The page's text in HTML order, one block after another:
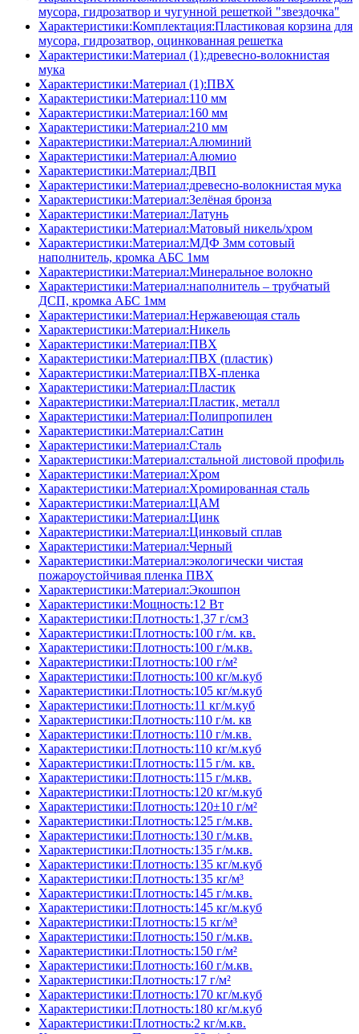
мусора, гидрозатвор и чугунной решеткой "звездочка"
Характеристики:Комплектация:Пластиковая корзина для
мусора, гидрозатвор, оцинкованная решетка
Характеристики:Материал (1):древесно-волокнистая
мука
Характеристики:Материал (1):ПВХ
Характеристики:Материал:110 мм
Характеристики:Материал:160 мм
Характеристики:Материал:210 мм
Характеристики:Материал:Алюминий
Характеристики:Материал:Алюмио
Характеристики:Материал:ДВП
Характеристики:Материал:древесно-волокнистая мука
Характеристики:Материал:Зелёная бронза
Характеристики:Материал:Латунь
Характеристики:Материал:Матовый никель/хром
Характеристики:Материал:МДФ 3мм сотовый
наполнитель, кромка AБC 1мм
Характеристики:Материал:Минеральное волокно
Характеристики:Материал:наполнитель – трубчатый
ДСП, кромка AБC 1мм
Характеристики:Материал:Нержавеющая сталь
Характеристики:Материал:Никель
Характеристики:Материал:ПВХ
Характеристики:Материал:ПВХ (пластик)
Характеристики:Материал:ПВХ-пленка
Характеристики:Материал:Пластик
Характеристики:Материал:Пластик, металл
Характеристики:Материал:Полипропилен
Характеристики:Материал:Сатин
Характеристики:Материал:Сталь
Характеристики:Материал:стальной листовой профиль
Характеристики:Материал:Хром
Характеристики:Материал:Хромированная сталь
Характеристики:Материал:ЦАМ
Характеристики:Материал:Цинк
Характеристики:Материал:Цинковый сплав
Характеристики:Материал:Черный
Характеристики:Материал:экологически чистая
пожароустойчивая пленка ПВХ
Характеристики:Материал:Экошпон
Характеристики:Мощность:12 Вт
Характеристики:Плотность:1,37 г/см3
Характеристики:Плотность:100 г/м. кв.
Характеристики:Плотность:100 г/м.кв.
Характеристики:Плотность:100 г/м²
Характеристики:Плотность:100 кг/м.куб
Характеристики:Плотность:105 кг/м.куб
Характеристики:Плотность:11 кг/м.куб
Характеристики:Плотность:110 г/м. кв
Характеристики:Плотность:110 г/м.кв.
Характеристики:Плотность:110 кг/м.куб
Характеристики:Плотность:115 г/м. кв.
Характеристики:Плотность:115 г/м.кв.
Характеристики:Плотность:120 кг/м.куб
Характеристики:Плотность:120±10 г/м²
Характеристики:Плотность:125 г/м.кв.
Характеристики:Плотность:130 г/м.кв.
Характеристики:Плотность:135 г/м.кв.
Характеристики:Плотность:135 кг/м.куб
Характеристики:Плотность:135 кг/м³
Характеристики:Плотность:145 г/м.кв.
Характеристики:Плотность:145 кг/м.куб
Характеристики:Плотность:15 кг/м³
Характеристики:Плотность:150 г/м.кв.
Характеристики:Плотность:150 г/м²
Характеристики:Плотность:160 г/м.кв.
Характеристики:Плотность:17 г/м²
Характеристики:Плотность:170 кг/м.куб
Характеристики:Плотность:180 кг/м.куб
Характеристики:Плотность:2 кг/м.кв.